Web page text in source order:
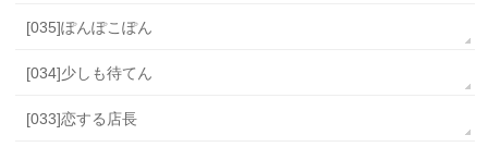
[035]ぽんぽこぽん
[034]少しも待てん
[033]恋する店長